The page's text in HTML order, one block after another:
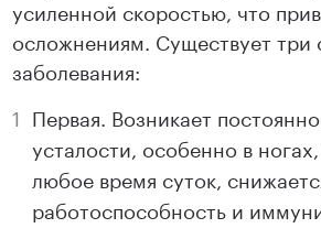
усиленной скоростью, что
осложнениям. Существует три
заболевания:
Первая. Возникает
усталости, особенно в
любое время суток,
работоспособность и